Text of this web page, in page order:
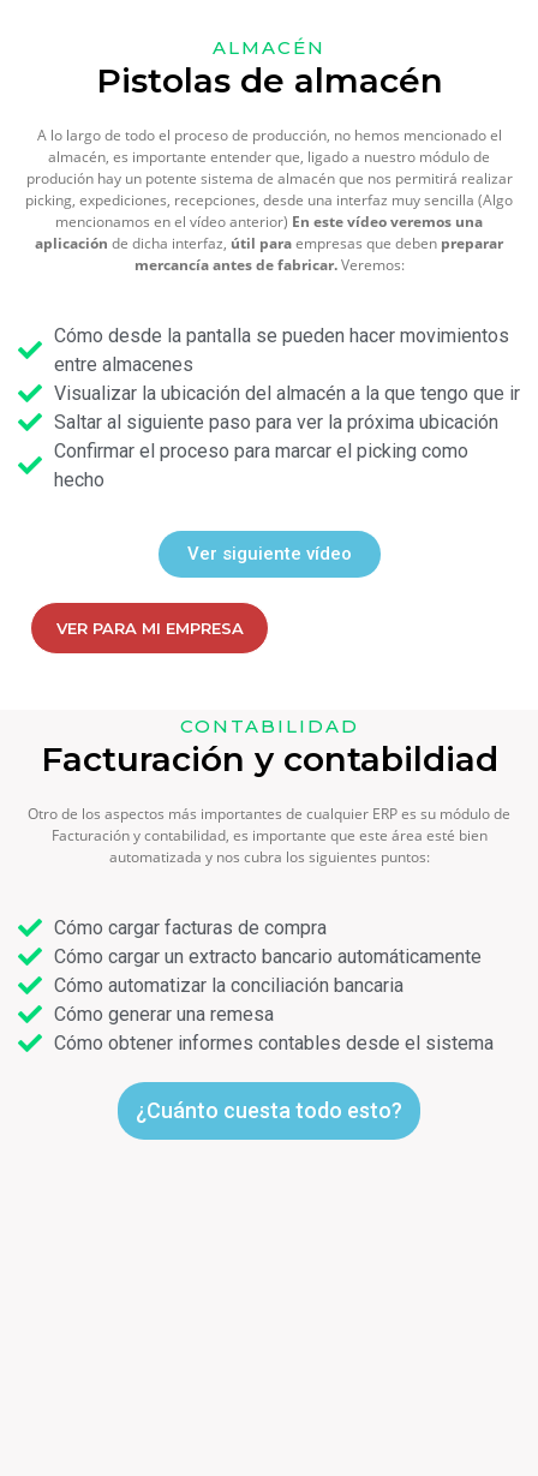
ALMACÉN
Pistolas de almacén
A lo largo de todo el proceso de producción, no hemos mencionado el
almacén, es importante entender que, ligado a nuestro módulo de
produción hay un potente sistema de almacén que nos permitirá realizar
picking, expediciones, recepciones, desde una interfaz muy sencilla (Algo
mencionamos en el vídeo anterior) En este vídeo veremos una
aplicación de dicha interfaz, útil paraempresas que deben preparar
mercancía antes de fabricar.Veremos:
Cómo desde la pantalla se pueden hacer movimientos
entre almacenes
Visualizar la ubicación del almacén a la que tengo que ir
Saltar al siguiente paso para ver la próxima ubicación
Confirmar el proceso para marcar el picking como
hecho
Ver siguiente vídeo
VER PARA MI EMPRESA
CONTABILIDAD
Facturación y contabildiad
Otro de los aspectos más importantes de cualquier ERP es su módulo de
Facturación y contabilidad, es importante que este área esté bien
automatizada y nos cubra los siguientes puntos:
Cómo cargar facturas de compra
Cómo cargar un extracto bancario automáticamente
Cómo automatizar la conciliación bancaria
Cómo generar una remesa
Cómo obtener informes contables desde el sistema
¿Cuánto cuesta todo esto?